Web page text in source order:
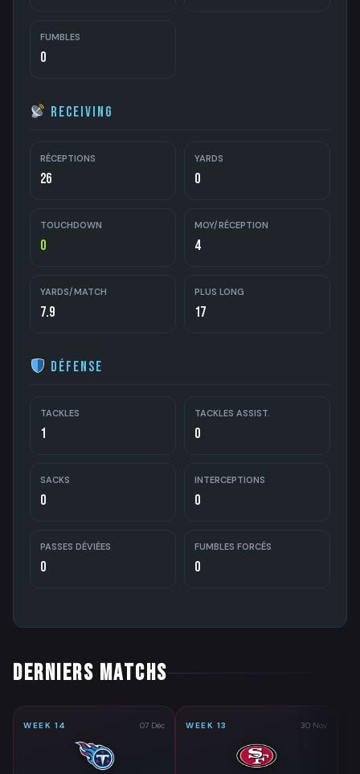
FUMBLES
0
Receiving
RÉCEPTIONS
26
YARDS
0
TOUCHDOWN
0
MOY/RÉCEPTION
4
YARDS/MATCH
7.9
PLUS LONG
17
Défense
TACKLES
1
TACKLES ASSIST.
0
SACKS
0
INTERCEPTIONS
0
PASSES DÉVIÉES
0
FUMBLES FORCÉS
0
DERNIERS MATCHS
WEEK 14 07 Déc WEEK 13 30 Nov